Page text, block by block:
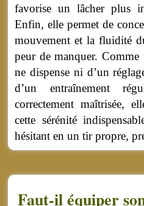
favorise un lâcher plus
Enfin, elle permet de
mouvement et la fluidité
peur de manquer.
ne dispense ni d’un
d’un entraînement
correctement maîtrisée,
cette sérénité
hésitant en un tir propre,
Faut-il équiper